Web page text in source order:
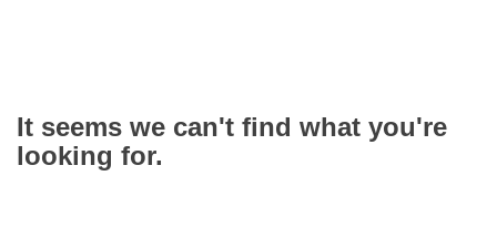
It seems we can't find what you're
looking for.